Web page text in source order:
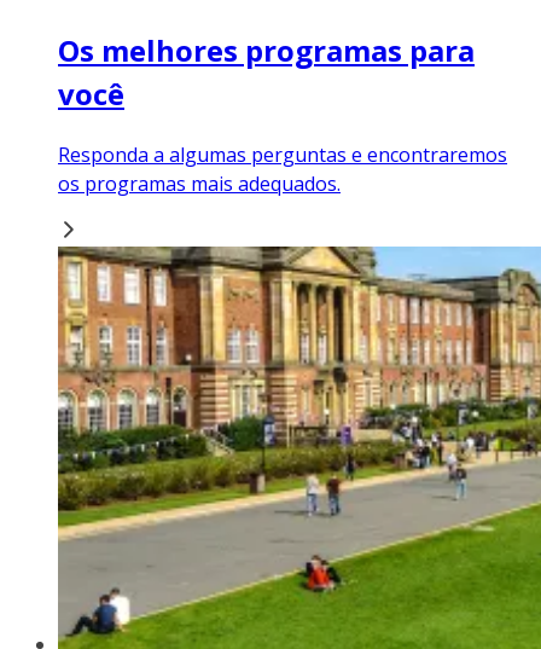
Os melhores programas para
você
Responda a algumas perguntas e encontraremos
os programas mais adequados.